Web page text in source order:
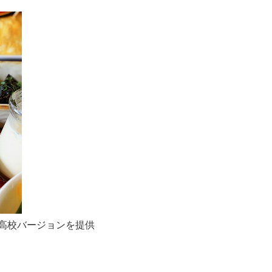
校バージョンを提供